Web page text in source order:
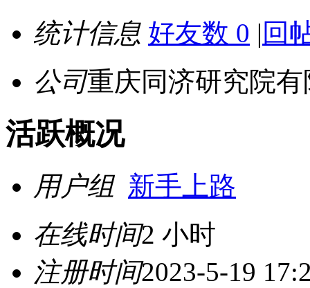
统计信息 好友数 0 | 回
公司重庆同济研究院
活跃概况
用户组 新手上路
在线时间2 小时
注册时间2023-5-19